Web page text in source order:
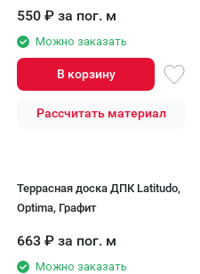
550 ₽ за пог. м
Можно заказать
В корзину
Рассчитать материал
Террасная доска ДПК Latitudo,
Optima, Графит
663 ₽ за пог. м
Можно заказать